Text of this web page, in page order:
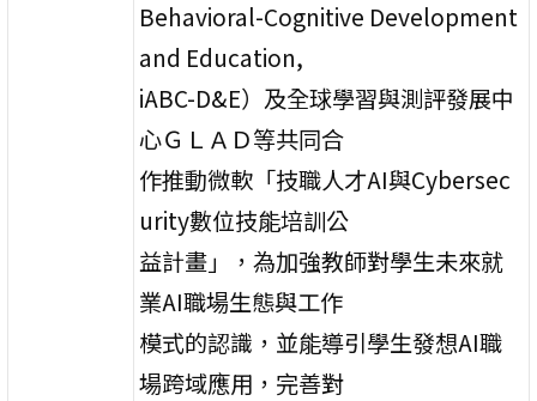
Behavioral-Cognitive Development
and Education,
iABC-D&E）及全球學習與測評發展中
心ＧＬＡＤ等共同合
作推動微軟「技職人才AI與Cybersec
urity數位技能培訓公
益計畫」，為加強教師對學生未來就
業AI職場生態與工作
模式的認識，並能導引學生發想AI職
場跨域應用，完善對